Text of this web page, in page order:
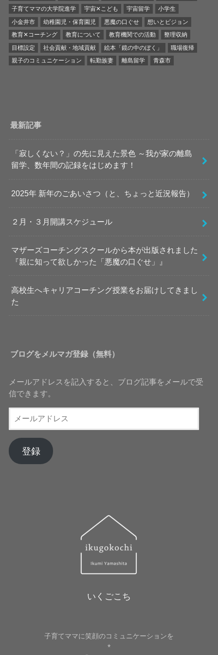
子育てママの大学院進学
宇宙✕こども 宇宙留学
小学生
小金井市
幼稚園児・保育園児 悪魔の口ぐせ
想いとビジョン
教育✕コーチング
教育について 教育機関での活動
整理収納
目標設定
社会貢献・地域貢献 絵本「鏡の中のぼく」
職場復帰
親子のコミュニケーション
転勤族妻 離島留学 青森市
最新記事
「寂しくない？」の先に見えた景色 ～我が家の離島
留学、数年間の記録をはじめます！
2025年 新年のごあいさつ（と、ちょっと近況報告）
２月・３月開講スケジュール
マザーズコーチングスクールから本が出版されました
『親に知って欲しかった「悪魔の口ぐせ」』
高校生へキャリアコーチング授業をお届けしてきまし
た
ブログをメルマガ登録（無料）
メールアドレスを記入すると、ブログ記事をメールで受
信できます。
ー
ア
ド
登録
いくごこち
子育てママに笑顔のコミュニケーションを
*